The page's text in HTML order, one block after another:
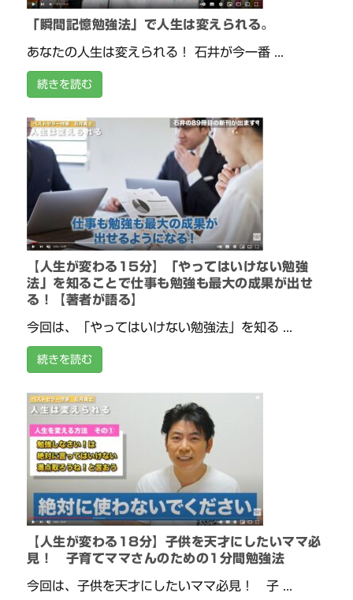
「瞬間記憶勉強法」で人生は変えられる。
あなたの人生は変えられる！ 石井が今一番 ...
続きを読む
【人生が変わる15分】「やってはいけない勉強
法」を知ることで仕事も勉強も最大の成果が出せ
る！【著者が語る】
今回は、「やってはいけない勉強法」を知る ...
続きを読む
【人生が変わる18分】子供を天才にしたいママ必
見！ 子育てママさんのための1分間勉強法
今回は、子供を天才にしたいママ必見！ 子 ...